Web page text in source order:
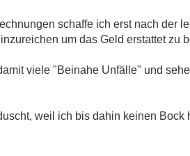
schaffe ich erst nach der
um das Geld erstattet zu
viele "Beinahe Unfälle" und
weil ich bis dahin keinen Bock